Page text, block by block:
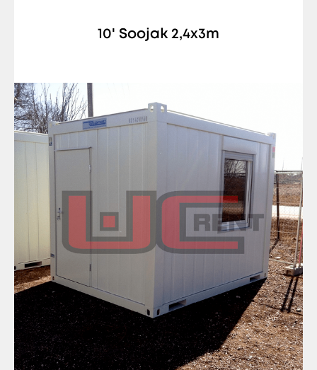
10' Soojak 2,4x3m